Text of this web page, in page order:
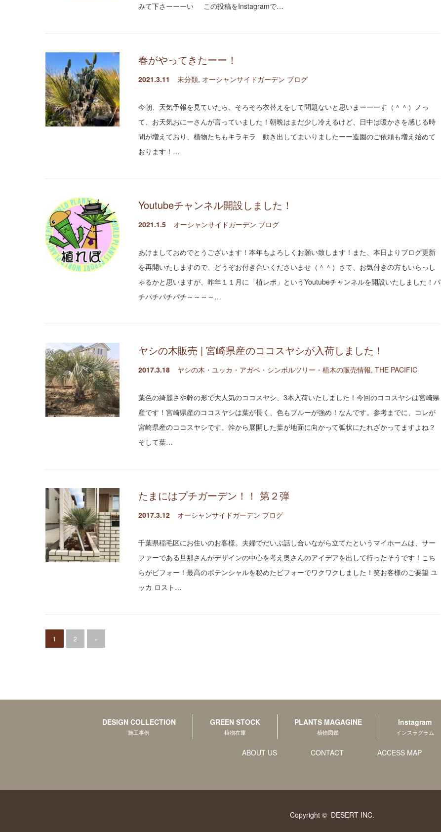
みて下さーーーい この投稿をInstagramで…
春がやってきたーー！
2021.3.11 未分類, オーシャンサイドガーデン ブログ
今朝、天気予報を見ていたら、そろそろ衣替えをして問題ないと思いまーーーす（＾＾）ノっ
て、お天気おにーさんが言っていました！朝晩はまだ少し冷えるけど、日中は暖かさを感じる時
間が増えており、植物たちもキラキラ 動き出してまいりましたーー造園のご依頼も増え始めて
おります！…
Youtubeチャンネル開設しました！
2021.1.5 オーシャンサイドガーデン ブログ
あけましておめでとうございます！本年もよろしくお願い致します！また、本日よりブログ更新
を再開いたしますので、どうぞお付き合いくださいませ（＾＾）さて、お気付きの方もいらっし
ゃるかと思いますが、昨年１１月に「植レポ」というYoutubeチャンネルを開設いたしました！パ
チパチパチパチ～～～～…
ヤシの木販売 | 宮崎県産のココスヤシが入荷しました！
2017.3.18 ヤシの木・ユッカ・アガベ・シンボルツリー・植木の販売情報, THE PACIFIC
葉色の綺麗さや幹の形で大人気のココスヤシ、3本入荷いたしました！今回のココスヤシは宮崎県
産です！宮崎県産のココスヤシは葉が長く、色もブルーが強め！なんです。参考までに、コレが
宮崎県産のココスヤシです。幹から展開した葉が地面に向かって弧状にたれざかってますよね？
そして葉…
たまにはプチガーデン！！ 第２弾
2017.3.12 オーシャンサイドガーデン ブログ
千葉県稲毛区にお住いのお客様。夫婦でだいぶ話し合いながら立てたというマイホームは、サー
ファーである旦那さんがデザインの中心を考え奥さんのアイデアを出して行ったそうです！こち
らがビフォー！最高のポテンシャルを秘めたビフォーでワクワクしました！笑お客様のご要望 ユ
ッカ ロスト…
1 2 »
DESIGN COLLECTION
施工事例
GREEN STOCK
植物在庫
PLANTS MAGAGINE
植物図鑑
Instagram
インスラグラム
ABOUT US CONTACT ACCESS MAP
Copyright © DESERT INC.